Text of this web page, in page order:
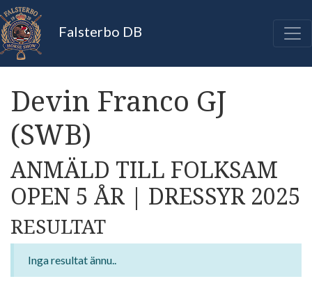
Falsterbo DB
Devin Franco GJ
(SWB)
ANMÄLD TILL FOLKSAM
OPEN 5 ÅR | DRESSYR 2025
RESULTAT
Inga resultat ännu..